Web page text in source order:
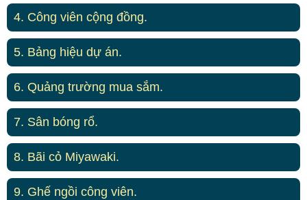
4. Công viên cộng đồng.
5. Bảng hiệu dự án.
6. Quảng trường mua sắm.
7. Sân bóng rổ.
8. Bãi cỏ Miyawaki.
9. Ghế ngồi công viên.